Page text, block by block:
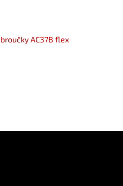
AC37B flex